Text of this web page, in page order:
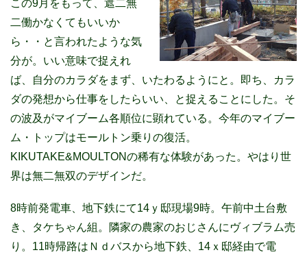
この9月をもって、遮二無
二働かなくてもいいか
ら・・と言われたような気
分が。いい意味で捉えれ
ば、自分のカラダをまず、いたわるようにと。即ち、カラ
ダの発想から仕事をしたらいい、と捉えることにした。そ
の波及がマイブーム各順位に顕れている。今年のマイブー
ム・トップはモールトン乗りの復活。
KIKUTAKE&MOULTONの稀有な体験があった。やはり世
界は無二無双のデザインだ。
8時前発電車、地下鉄にて14ｙ邸現場9時。午前中土台敷
き、タケちゃん組。隣家の農家のおじさんにヴィブラム売
り。11時帰路はＮｄバスから地下鉄、14ｘ邸経由で電